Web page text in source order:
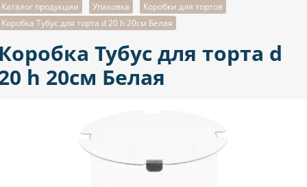
Каталог продукции Упаковка
Коробки для тортов
Коробка Тубус для торта d 20 h 20см Белая
Тубус для торта d
h 20см Белая